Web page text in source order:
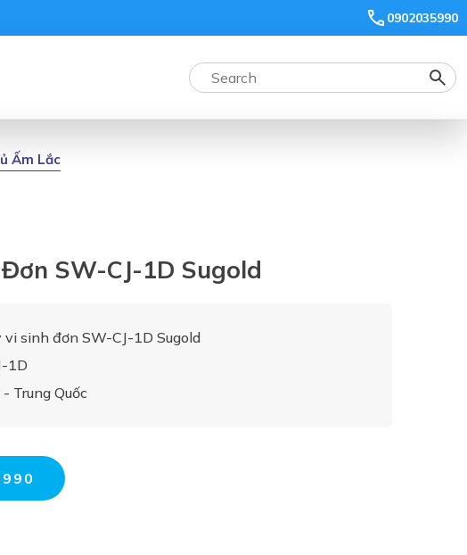
0902035990
Ấm Lắc
SW-CJ-1D Sugold
vi sinh đơn SW-CJ-1D Sugold
1D
- Trung Quốc